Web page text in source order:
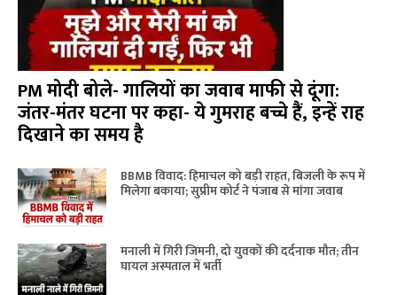
PM मोदी बोले- गालियों का जवाब माफी से दूंगा:
जंतर-मंतर घटना पर कहा- ये गुमराह बच्चे हैं, इन्हें राह
दिखाने का समय है
BBMB विवाद: हिमाचल को बड़ी राहत, बिजली के रूप में
मिलेगा बकाया; सुप्रीम कोर्ट ने पंजाब से मांगा जवाब
मनाली में गिरी जिमनी, दो युवकों की दर्दनाक मौत; तीन
घायल अस्पताल में भर्ती